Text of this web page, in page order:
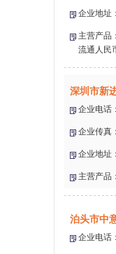
企业地址
主营产品
流通人民
深圳市新
企业电话
企业传真
企业地址
主营产品：
泊头市中
企业电话